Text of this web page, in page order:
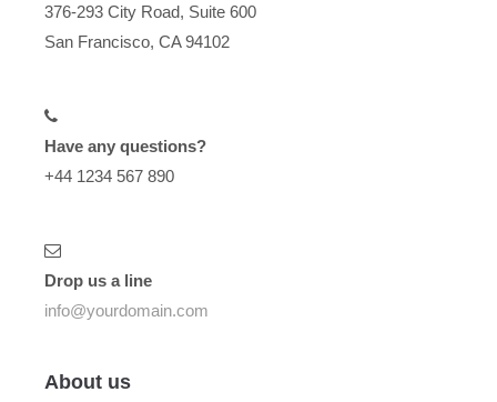
376-293 City Road, Suite 600
San Francisco, CA 94102
Have any questions?
+44 1234 567 890
Drop us a line
info@yourdomain.com
About us